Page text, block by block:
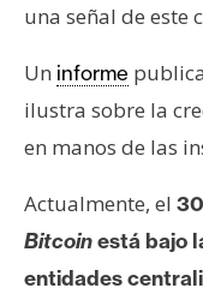
T
e
m
a
s
R
e
una señal de este
Un informe
ilustra sobre la
en manos de las
Actualmente, el
Bitcoinestá bajo
entidades